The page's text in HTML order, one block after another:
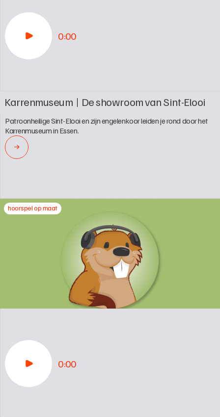
0:00
Karrenmuseum De showroom van Sint-Elooi
Patroonheilige Sint-Elooi en zijn engelenkoor leiden je rond door het
Karrenmuseum in Essen.
→
0:00
hoorspel op maat